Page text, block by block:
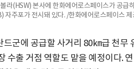
라(HSW) 본사에 한화에어로스페이스가 공급
자주포가 전시돼 있다. /한화에어로스페이스 제
드군에 공급할 사거리 80㎞급 천무
수출 거점 역할도 맡을 예정이다.